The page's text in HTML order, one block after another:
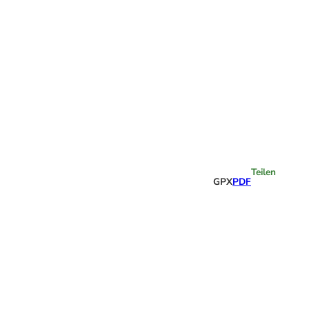
GPXPDF
Teilen